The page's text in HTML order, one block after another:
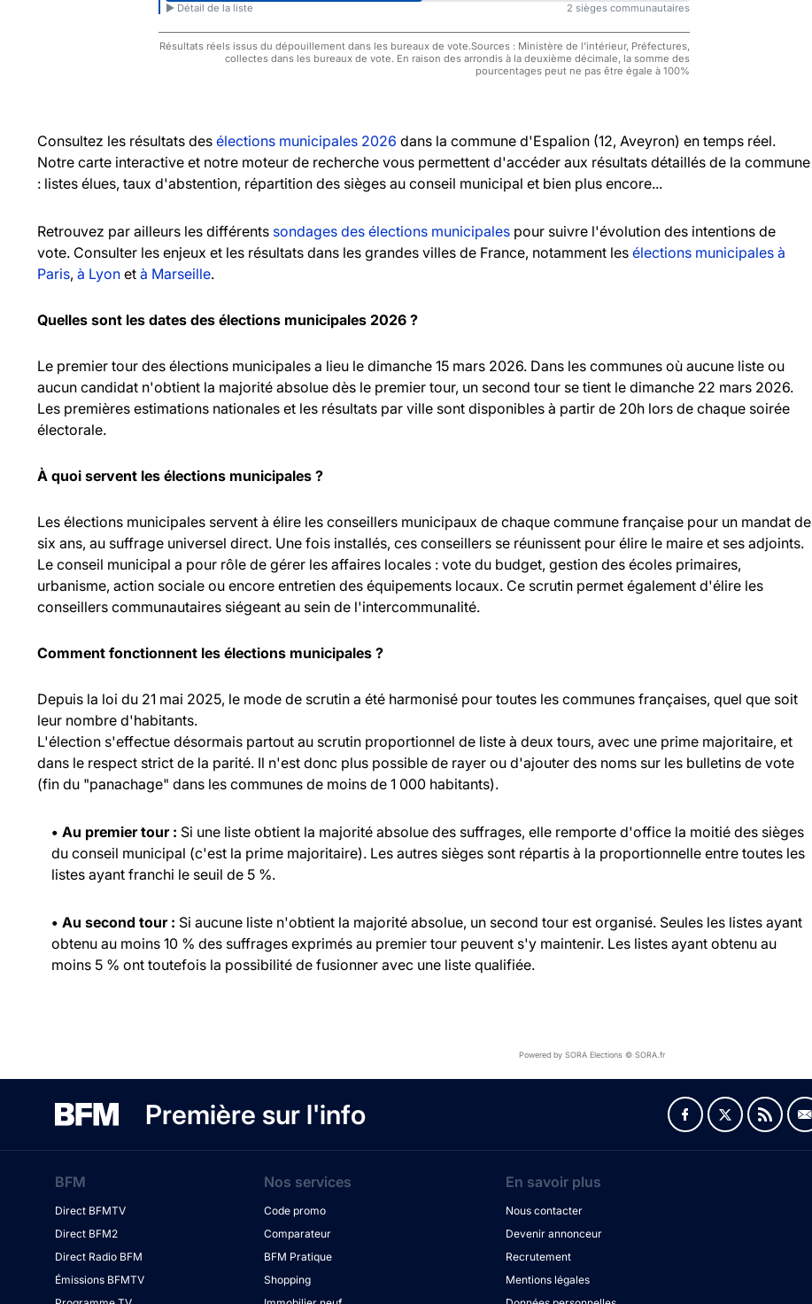
► Détail de la liste
2 sièges communautaires
Résultats réels issus du dépouillement dans les bureaux de vote.Sources : Ministère de l'intérieur, Préfectures,
collectes dans les bureaux de vote. En raison des arrondis à la deuxième décimale, la somme des
pourcentages peut ne pas être égale à 100%
Consultez les résultats des élections municipales 2026 dans la commune d'Espalion (12, Aveyron) en temps réel.
Notre carte interactive et notre moteur de recherche vous permettent d'accéder aux résultats détaillés de la commune
: listes élues, taux d'abstention, répartition des sièges au conseil municipal et bien plus encore...
Retrouvez par ailleurs les différents sondages des élections municipales pour suivre l'évolution des intentions de
vote. Consulter les enjeux et les résultats dans les grandes villes de France, notamment les élections municipales à
Paris, à Lyon et à Marseille.
Quelles sont les dates des élections municipales 2026 ?
Le premier tour des élections municipales a lieu le dimanche 15 mars 2026. Dans les communes où aucune liste ou
aucun candidat n'obtient la majorité absolue dès le premier tour, un second tour se tient le dimanche 22 mars 2026.
Les premières estimations nationales et les résultats par ville sont disponibles à partir de 20h lors de chaque soirée
électorale.
À quoi servent les élections municipales ?
Les élections municipales servent à élire les conseillers municipaux de chaque commune française pour un mandat de
six ans, au suffrage universel direct. Une fois installés, ces conseillers se réunissent pour élire le maire et ses adjoints.
Le conseil municipal a pour rôle de gérer les affaires locales : vote du budget, gestion des écoles primaires,
urbanisme, action sociale ou encore entretien des équipements locaux. Ce scrutin permet également d'élire les
conseillers communautaires siégeant au sein de l'intercommunalité.
Comment fonctionnent les élections municipales ?
Depuis la loi du 21 mai 2025, le mode de scrutin a été harmonisé pour toutes les communes françaises, quel que soit
leur nombre d'habitants.
L'élection s'effectue désormais partout au scrutin proportionnel de liste à deux tours, avec une prime majoritaire, et
dans le respect strict de la parité. Il n'est donc plus possible de rayer ou d'ajouter des noms sur les bulletins de vote
(fin du "panachage" dans les communes de moins de 1 000 habitants).
• Au premier tour : Si une liste obtient la majorité absolue des suffrages, elle remporte d'office la moitié des sièges
du conseil municipal (c'est la prime majoritaire). Les autres sièges sont répartis à la proportionnelle entre toutes les
listes ayant franchi le seuil de 5 %.
• Au second tour : Si aucune liste n'obtient la majorité absolue, un second tour est organisé. Seules les listes ayant
obtenu au moins 10 % des suffrages exprimés au premier tour peuvent s'y maintenir. Les listes ayant obtenu au
moins 5 % ont toutefois la possibilité de fusionner avec une liste qualifiée.
Powered by SORA Elections © SORA.fr
Première sur l'info
BFM
Direct BFMTV
Direct BFM2
Direct Radio BFM
Émissions BFMTV
Nos services
Code promo
Comparateur
BFM Pratique
Shopping
En savoir plus
Nous contacter
Devenir annonceur
Recrutement
Mentions légales